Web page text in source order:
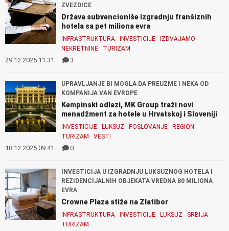
ZVEZDICE
Država subvencioniše izgradnju franšiznih
hotela sa pet miliona evra
INFRASTRUKTURA INVESTICIJE
IZDVAJAMO
NEKRETNINE
TURIZAM
29.12.2025 11:31 3
UPRAVLJANJE BI MOGLA DA PREUZME I NEKA OD
KOMPANIJA VAN EVROPE
Kempinski odlazi, MK Group traži novi
menadžment za hotele u Hrvatskoj i Sloveniji
INVESTICIJE LUKSUZ POSLOVANJE
REGION
TURIZAM
VESTI
18.12.2025 09:41 0
INVESTICIJA U IZGRADNJU LUKSUZNOG HOTELA I
REZIDENCIJALNIH OBJEKATA VREDNA 80 MILIONA
EVRA
Crowne Plaza stiže na Zlatibor
INFRASTRUKTURA INVESTICIJE LUKSUZ
SRBIJA
TURIZAM